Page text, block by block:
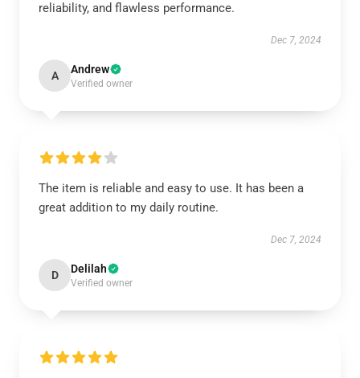
reliability, and flawless performance.
Dec 7, 2024
A Andrew
Verified owner
The item is reliable and easy to use. It has been a
great addition to my daily routine.
Dec 7, 2024
D Delilah
Verified owner